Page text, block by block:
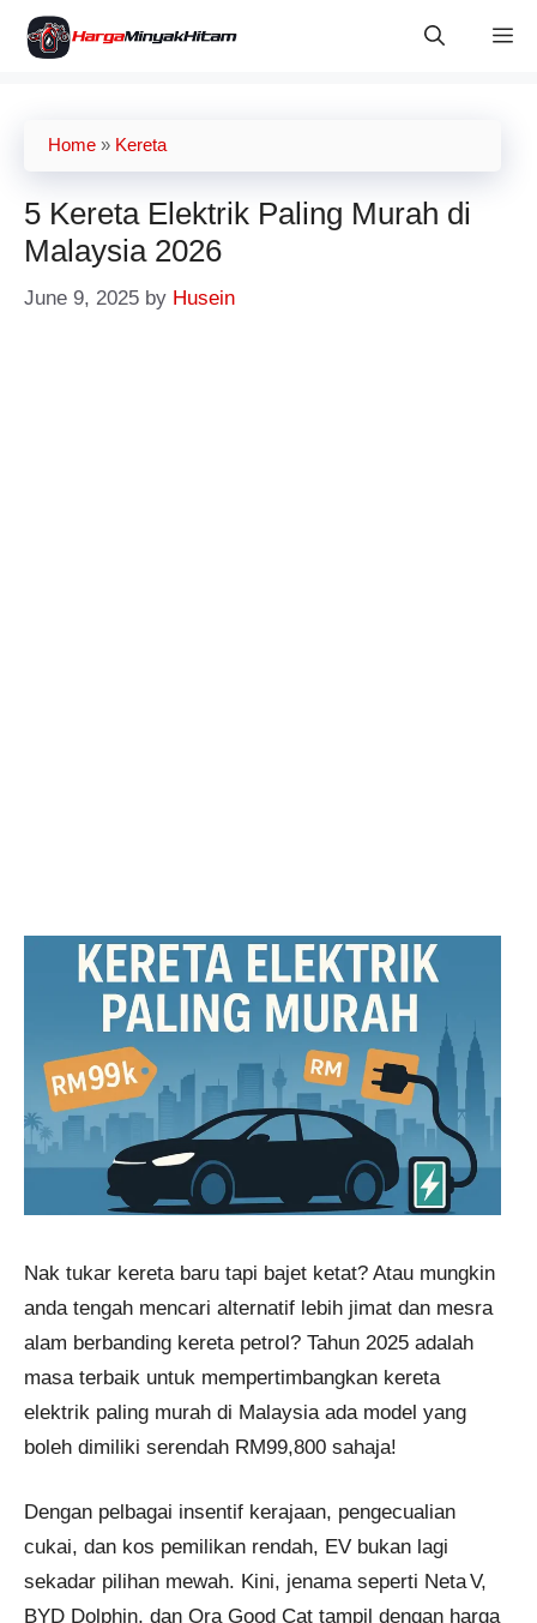
Skip
Home » Kereta
5 Kereta Elektrik Paling Murah di
Malaysia 2026
June 9, 2025 by Husein
Nak tukar kereta baru tapi bajet ketat? Atau mungkin
anda tengah mencari alternatif lebih jimat dan mesra
alam berbanding kereta petrol? Tahun 2025 adalah
masa terbaik untuk mempertimbangkan kereta
elektrik paling murah di Malaysia ada model yang
boleh dimiliki serendah RM99,800 sahaja!
Dengan pelbagai insentif kerajaan, pengecualian
cukai, dan kos pemilikan rendah, EV bukan lagi
sekadar pilihan mewah. Kini, jenama seperti Neta V,
BYD Dolphin, dan Ora Good Cat tampil dengan harga